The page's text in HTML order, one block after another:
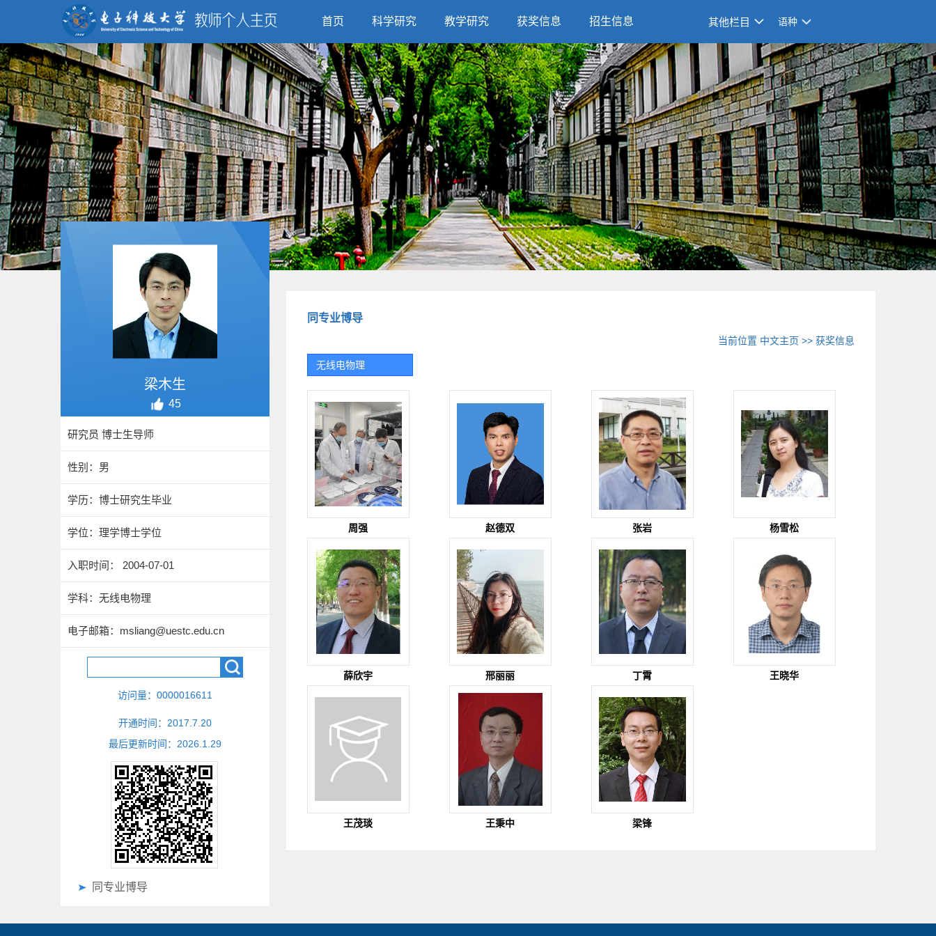
首页 科学研究 教学研究 获奖信息 招生信息 其他栏目 语种
梁木生
45
研究员 博士生导师
性别：男
学历：博士研究生毕业
学位：理学博士学位
入职时间： 2004-07-01
学科：无线电物理
电子邮箱： msliang@uestc.edu.cn
访问量： 0000016611
开通时间： 2017 7 20
最后更新时间： 2026 1 29
同专业博导
同专业博导
当前位置 中文主页 >>获奖信息
无线电物理
周强 赵德双 张岩 杨雪松
薛欣宇 邢丽丽 丁霄 王晓华
王茂琰 王秉中 梁锋